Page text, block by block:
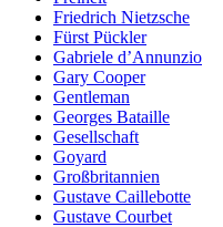
Friedrich Nietzsche
Fürst Pückler
Gabriele d’Annunzio
Gary Cooper
Gentleman
Georges Bataille
Gesellschaft
Goyard
Großbritannien
Gustave Caillebotte
Gustave Courbet